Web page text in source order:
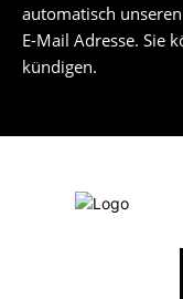
automatisch
E-Mail Adresse. Sie
kündigen.